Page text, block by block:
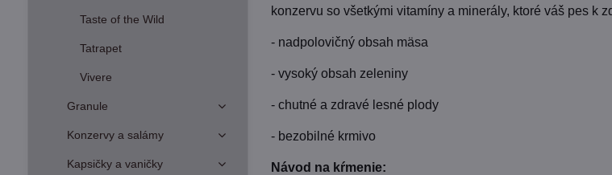
konzervu so všetkými vitamíny a minerály, ktoré váš pes k
- nadpolovičný obsah mäsa
- vysoký obsah zeleniny
- chutné a zdravé lesné plody
- bezobilné krmivo
Návod na kŕmenie:
Taste of the Wild
Tatrapet
Vivere
Granule
Konzervy a salámy
Kapsičky a vaničky